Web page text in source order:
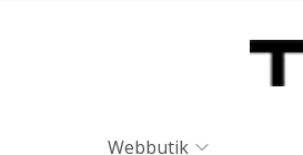
Webbutik